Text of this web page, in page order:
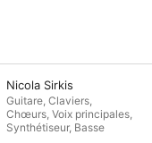
Nicola Sirkis
Guitare, Claviers,
Chœurs, Voix principales,
Synthétiseur, Basse